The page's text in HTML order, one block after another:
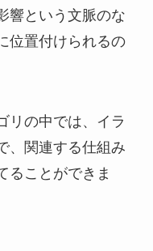
響という文脈のな
位置付けられるの
リの中では、イラ
、関連する仕組み
ることができま